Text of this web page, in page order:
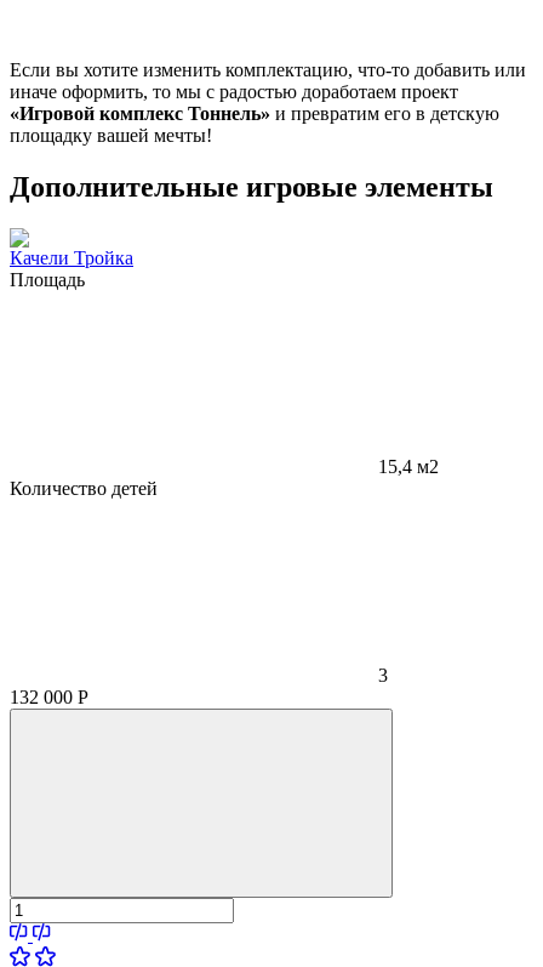
Если вы хотите изменить комплектацию, что-то добавить или
иначе оформить, то мы с радостью доработаем проект
«Игровой комплекс Тоннель» и превратим его в детскую
площадку вашей мечты!
Дополнительные игровые элементы
Качели Тройка
Площадь
15,4 м2
Количество детей
3
132 000 Р